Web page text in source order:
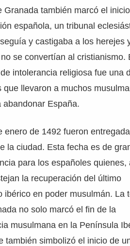
Granada también marcó el
española, un tribunal
y castigaba a los herejes
no se convertían al cristianismo.
intolerancia religiosa fue una
que llevaron a muchos
abandonar España.
enero de 1492 fueron
la ciudad. Esta fecha es de
para los españoles quienes,
la recuperación del último
ibérico en poder musulmán. La
no solo marcó el fin de la
musulmana en la Península
también simbolizó el inicio de